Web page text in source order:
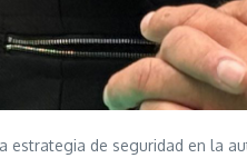
de seguridad en la